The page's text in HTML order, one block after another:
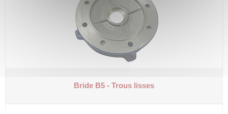
Bride B5 - Trous lisses